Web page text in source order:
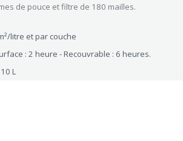
de pouce et filtre de 180 mailles.
litre et par couche
: 2 heure - Recouvrable : 6 heures.
L